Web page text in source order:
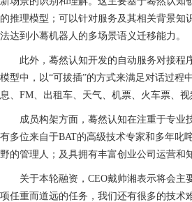
的推理模型；可以针对服务及其相关背景
法达到小蓦机器人的多场景语义迁移能力。
此外，蓦然认知开发的自动服务对接程
模型中，以“可拔插”的方式来满足对话过程
息、FM、出租车、天气、机票、火车票、
成员构架方面，蓦然认知在注重于专业
有多位来自于BAT的高级技术专家和多年叱
野的管理人；及具拥有丰富创业公司运营
关于本轮融资，CEO戴帅湘表示将会主
项任重而道远的任务，我们还有很多的技术